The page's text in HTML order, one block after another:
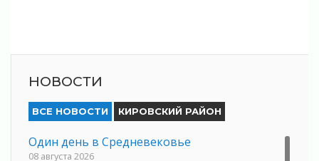
НОВОСТИ
ВСЕ НОВОСТИ КИРОВСКИЙ РАЙОН
Один день в Средневековье
08 августа 2026